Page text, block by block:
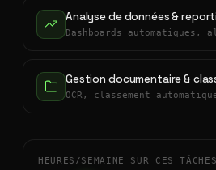
Analyse de données &
Dashboards automatiques,
Gestion documentaire &
OCR, classement
HEURES/SEMAINE SUR CES TÂCHES